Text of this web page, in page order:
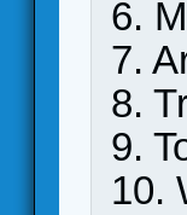
6.
7.
8.
9.
10.